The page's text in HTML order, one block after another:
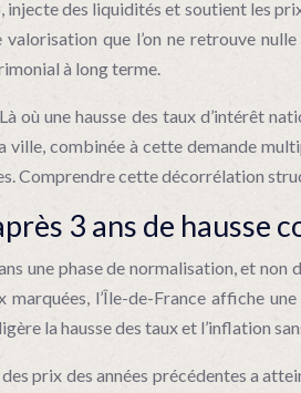
des liquidités et soutient les
que l’on ne retrouve
à long terme.
où une hausse des taux d’intérêt
ville, combinée à cette demande
Comprendre cette décorrélation
3 ans de hausse
une phase de normalisation, et
l’Île-de-France affiche
la hausse des taux et l’inflation
prix des années précédentes a